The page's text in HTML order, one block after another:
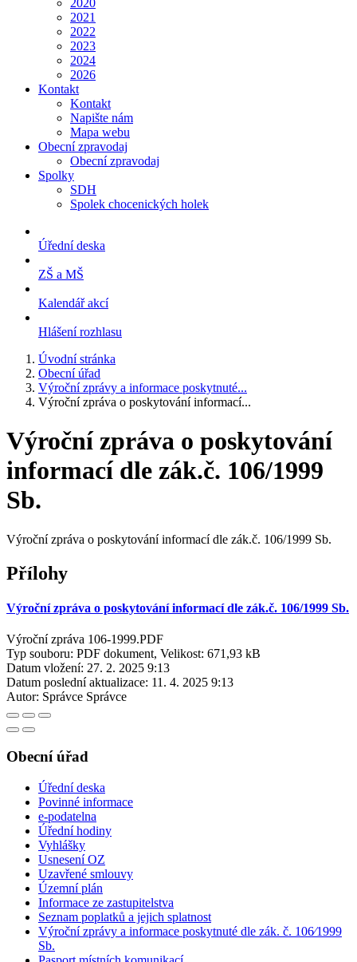
2020
2021
2022
2023
2024
2026
Kontakt
Kontakt
Napište nám
Mapa webu
Obecní zpravodaj
Obecní zpravodaj
Spolky
SDH
Spolek chocenických holek
Úřední deska
ZŠ a MŠ
Kalendář akcí
Hlášení rozhlasu
Úvodní stránka
Obecní úřad
Výroční zprávy a informace poskytnuté...
Výroční zpráva o poskytování informací...
Výroční zpráva o poskytování
informací dle zák.č. 106/1999
Sb.
Výroční zpráva o poskytování informací dle zák.č. 106/1999 Sb.
Přílohy
Výroční zpráva o poskytování informací dle zák.č. 106/1999 Sb.
Výroční zpráva 106-1999.PDF
Typ souboru: PDF dokument, Velikost: 671,93 kB
Datum vložení: 27. 2. 2025 9:13
Datum poslední aktualizace: 11. 4. 2025 9:13
Autor: Správce Správce
Obecní úřad
Úřední deska
Povinné informace
e-podatelna
Úřední hodiny
Vyhlášky
Usnesení OZ
Uzavřené smlouvy
Územní plán
Informace ze zastupitelstva
Seznam poplatků a jejich splatnost
Výroční zprávy a informace poskytnuté dle zák. č. 106⁄1999
Sb.